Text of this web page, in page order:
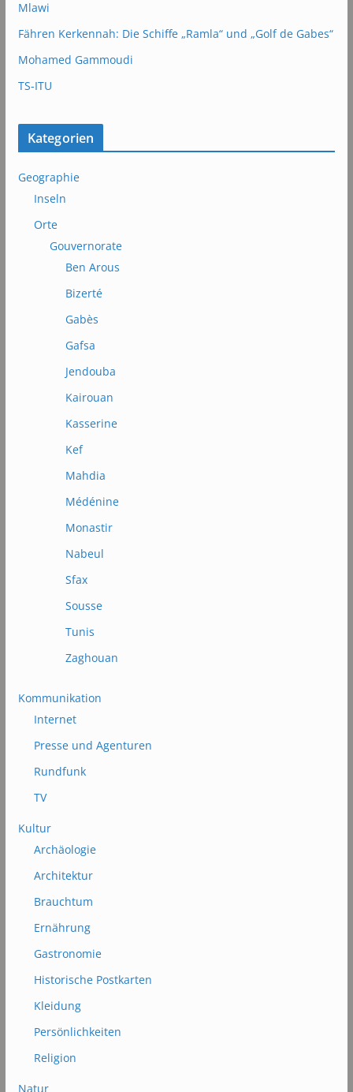
Mlawi
Fähren Kerkennah: Die Schiffe „Ramla“ und „Golf de Gabes“
Mohamed Gammoudi
TS-ITU
Kategorien
Geographie
Inseln
Orte
Gouvernorate
Ben Arous
Bizerté
Gabès
Gafsa
Jendouba
Kairouan
Kasserine
Kef
Mahdia
Médénine
Monastir
Nabeul
Sfax
Sousse
Tunis
Zaghouan
Kommunikation
Internet
Presse und Agenturen
Rundfunk
TV
Kultur
Archäologie
Architektur
Brauchtum
Ernährung
Gastronomie
Historische Postkarten
Kleidung
Persönlichkeiten
Religion
Natur